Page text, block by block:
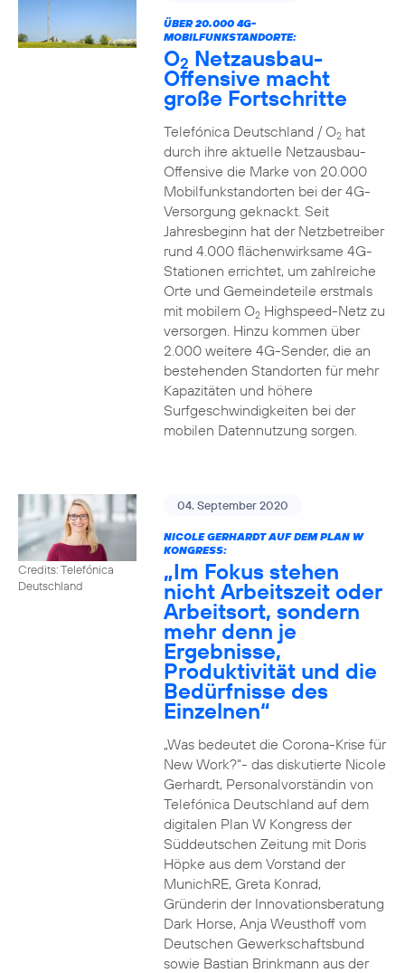
ÜBER 20.000 4G-
MOBILFUNKSTANDORTE:
O2 Netzausbau-
Offensive macht
große Fortschritte
Telefónica Deutschland / O2hat
durch ihre aktuelle Netzausbau-
Offensive die Marke von 20.000
Mobilfunkstandorten bei der 4G-
Versorgung geknackt. Seit
Jahresbeginn hat der Netzbetreiber
rund 4.000 flächenwirksame 4G-
Stationen errichtet, um zahlreiche
Orte und Gemeindeteile erstmals
mit mobilem O2Highspeed-Netz zu
versorgen. Hinzu kommen über
2.000 weitere 4G-Sender, die an
bestehenden Standorten für mehr
Kapazitäten und höhere
Surfgeschwindigkeiten bei der
mobilen Datennutzung sorgen.
Credits: Telefónica
Deutschland
04. September 2020
NICOLE GERHARDT AUF DEM PLAN W
KONGRESS:
„Im Fokus stehen
nicht Arbeitszeit oder
Arbeitsort, sondern
mehr denn je
Ergebnisse,
Produktivität und die
Bedürfnisse des
Einzelnen“
„Was bedeutet die Corona-Krise für
New Work?“- das diskutierte Nicole
Gerhardt, Personalvorständin von
Telefónica Deutschland auf dem
digitalen Plan W Kongress der
Süddeutschen Zeitung mit Doris
Höpke aus dem Vorstand der
MunichRE, Greta Konrad,
Gründerin der Innovationsberatung
Dark Horse, Anja Weusthoff vom
Deutschen Gewerkschaftsbund
sowie Bastian Brinkmann aus der